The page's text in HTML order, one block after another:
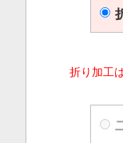
折り加工